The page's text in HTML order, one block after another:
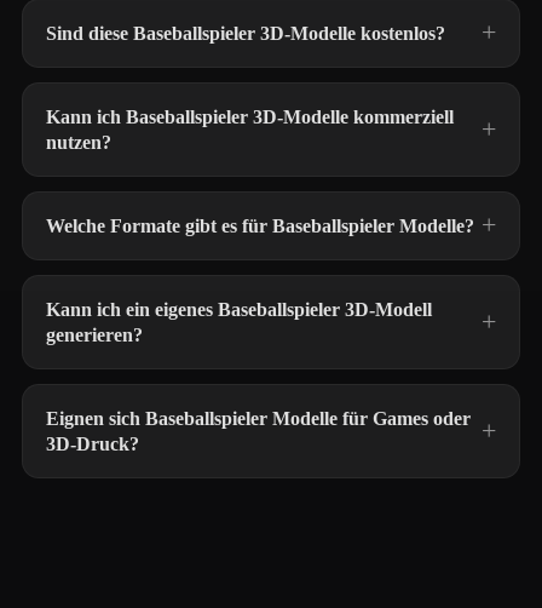
Sind diese Baseballspieler 3D-Modelle kostenlos?
Kann ich Baseballspieler 3D-Modelle kommerziell
nutzen?
Welche Formate gibt es für Baseballspieler Modelle?
Kann ich ein eigenes Baseballspieler 3D-Modell
generieren?
Eignen sich Baseballspieler Modelle für Games oder
3D-Druck?